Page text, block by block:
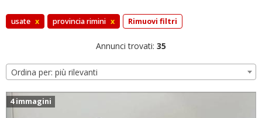
usate x provincia rimini x Rimuovi filtri
Annunci trovati: 35
Ordina per: più rilevanti
4 immagini